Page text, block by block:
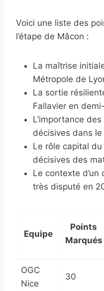
Voici une liste des
l’étape de Mâcon :
La maîtrise
Métropole de
La sortie
Fallavier en
L’importance
décisives dans le
Le rôle capital
décisives des
Le contexte
très disputé en
Equipe
Points
Marqués
OGC
Nice
30